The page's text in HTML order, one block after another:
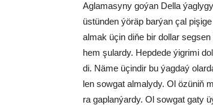
Ag­la­ma­sy­ny go­ýan Del­la
üs­tün­den ýö­räp bar­ýan çal
al­mak üçin di­ňe bir dol­lar
hem şu­lar­dy. Hep­de­de ýig­ri­mi
di. Nä­me üçin­dir bu ýag­daý
len sow­gat al­ma­ly­dy. Ol özü­niň
ra gap­lan­ýar­dy. Ol sow­gat ga­ty